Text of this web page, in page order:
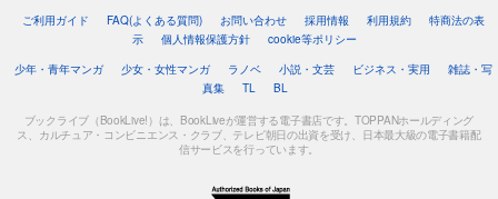
ご利用ガイド FAQ(よくある質問) お問い合わせ 採用情報 利用規約
特商法の表
示
個人情報保護方針
cookie等ポリシー
少年・青年マンガ
少女・女性マンガ ラノベ 小説・文芸 ビジネス・実用
雑誌・写
真集
TL BL
ブックライブ（BookLive!）は、BookLiveが運営する電子書店です。TOPPANホールディング
ス、カルチュア・コンビニエンス・クラブ、テレビ朝日の出資を受け、日本最大級の電子書籍配
信サービスを行っています。